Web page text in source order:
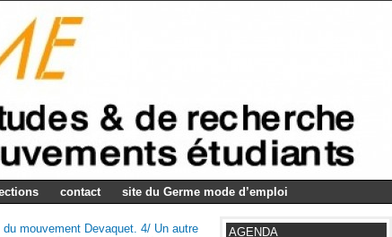
contact site du Germe mode d’emploi
mouvement Devaquet. 4/ Un autre
AGENDA